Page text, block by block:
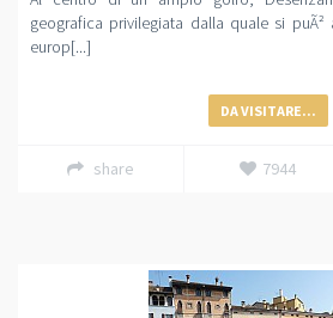
geografica privilegiata dalla quale si
europ[...]
DA VISITARE...
share 7944